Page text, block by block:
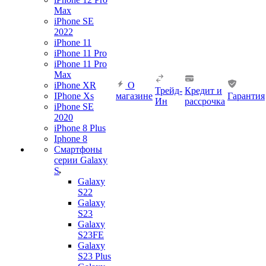
Max
iPhone SE
2022
iPhone 11
iPhone 11 Pro
iPhone 11 Pro
Max
iPhone XR
IPhone Xs
iPhone SE
2020
iPhone 8 Plus
Iphone 8
Смартфоны
серии Galaxy
S
Galaxy
S22
Galaxy
S23
Galaxy
S23FE
Galaxy
S23 Plus
О
магазине
Трейд-
Ин
Кредит и
рассрочка
Гарантия